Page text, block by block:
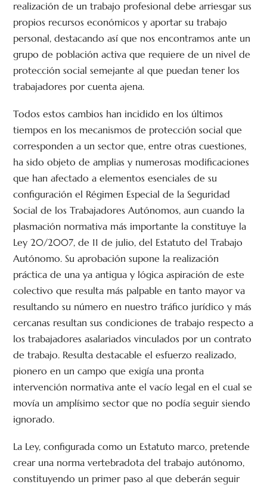
realización de un trabajo profesional debe arriesgar sus
propios recursos económicos y aportar su trabajo
personal, destacando así que nos encontramos ante un
grupo de población activa que requiere de un nivel de
protección social semejante al que puedan tener los
trabajadores por cuenta ajena.
Todos estos cambios han incidido en los últimos
tiempos en los mecanismos de protección social que
corresponden a un sector que, entre otras cuestiones,
ha sido objeto de amplias y numerosas modificaciones
que han afectado a elementos esenciales de su
configuración el Régimen Especial de la Seguridad
Social de los Trabajadores Autónomos, aun cuando la
plasmación normativa más importante la constituye la
Ley 20/2007, de 11 de julio, del Estatuto del Trabajo
Autónomo. Su aprobación supone la realización
práctica de una ya antigua y lógica aspiración de este
colectivo que resulta más palpable en tanto mayor va
resultando su número en nuestro tráfico jurídico y más
cercanas resultan sus condiciones de trabajo respecto a
los trabajadores asalariados vinculados por un contrato
de trabajo. Resulta destacable el esfuerzo realizado,
pionero en un campo que exigía una pronta
intervención normativa ante el vacío legal en el cual se
movía un amplísimo sector que no podía seguir siendo
ignorado.
La Ley, configurada como un Estatuto marco, pretende
crear una norma vertebradota del trabajo autónomo,
constituyendo un primer paso al que deberán seguir